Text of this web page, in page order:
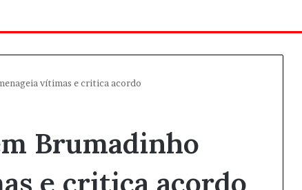
vítimas e critica acordo
Brumadinho
e critica acordo